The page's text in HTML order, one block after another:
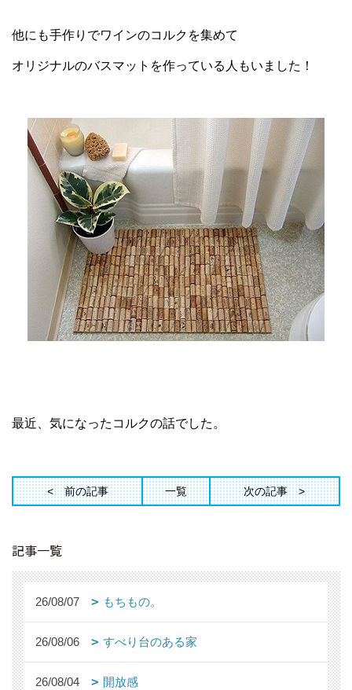
他にも手作りでワインのコルクを集めて
オリジナルのバスマットを作っている人もいました！
最近、気になったコルクの話でした。
前の記事 一覧 次の記事
記事一覧
26/08/07 もちもの。
26/08/06 すべり台のある家
26/08/04 開放感